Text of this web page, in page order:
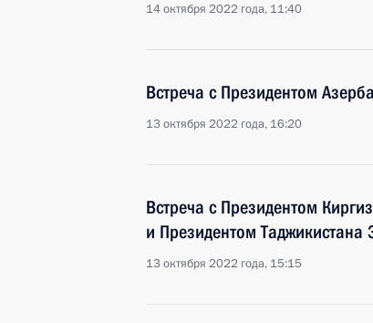
14 октября 2022 года, 11:40
Встреча с Президентом
13 октября 2022 года, 16:20
Встреча с Президентом
и Президентом
13 октября 2022 года, 15:15